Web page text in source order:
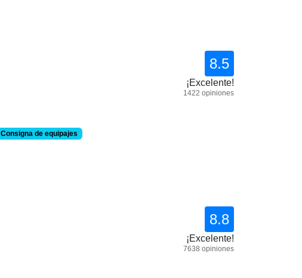
Consigna de equipajes
8.5
¡Excelente!
1422 opiniones
8.8
¡Excelente!
7638 opiniones